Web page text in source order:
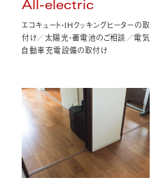
All-electric
エコキュート・IHクッキングヒーターの取
付け／太陽光・蓄電池のご相談／電気
自動車充電設備の取付け